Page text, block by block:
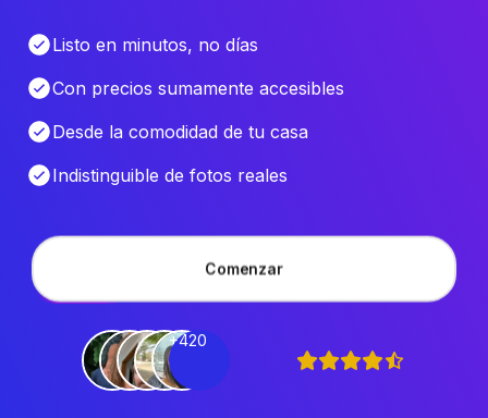
Listo en minutos, no días
Con precios sumamente accesibles
Desde la comodidad de tu casa
Indistinguible de fotos reales
Comenzar
+420